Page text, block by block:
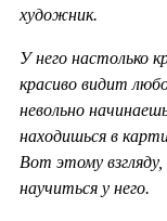
художник.
У него настолько
красиво видит
невольно
находишься в
Вот этому
научиться у него.